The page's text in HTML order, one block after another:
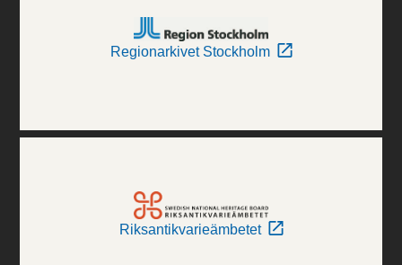
Regionarkivet Stockholm
Riksantikvarieämbetet